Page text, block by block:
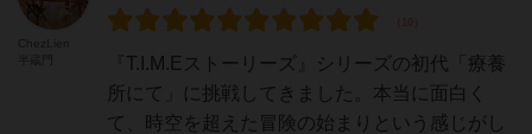
『T.I.M.Eストーリーズ』シリーズの初代「療養
所にて」に挑戦してきました。本当に面白く
て、時空を超えた冒険の始まりという感じがし